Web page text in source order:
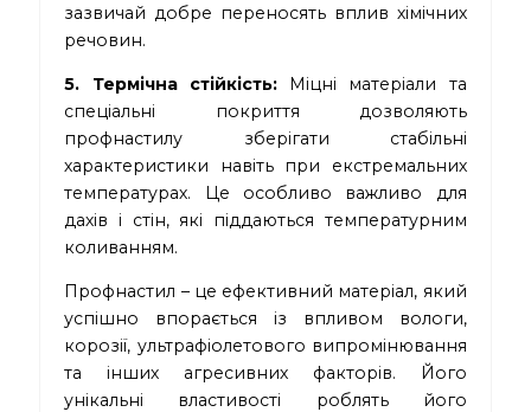
зазвичай добре переносять вплив хімічних
речовин.
5. Термічна стійкість:Міцні матеріали та
спеціальні покриття дозволяють
профнастилу зберігати стабільні
характеристики навіть при екстремальних
температурах. Це особливо важливо для
дахів і стін, які піддаються температурним
коливанням.
Профнастил – це ефективний матеріал, який
успішно впорається із впливом вологи,
корозії, ультрафіолетового випромінювання
та інших агресивних факторів. Його
унікальні властивості роблять його